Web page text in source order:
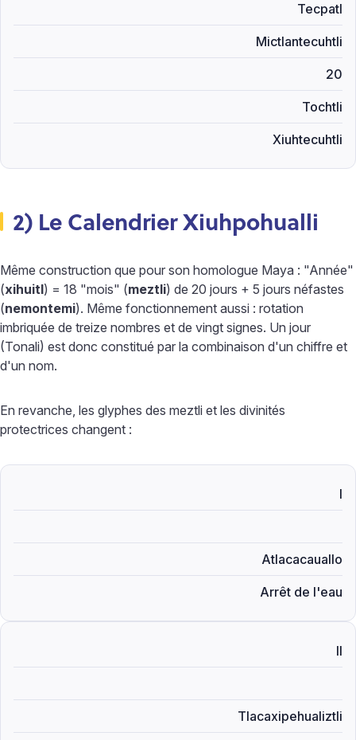
Tecpatl
Mictlantecuhtli
20
Tochtli
Xiuhtecuhtli
2) Le Calendrier Xiuhpohualli
Même construction que pour son homologue Maya : "Année"
(xihuitl) = 18 "mois" (meztli) de 20 jours + 5 jours néfastes
(nemontemi). Même fonctionnement aussi : rotation
imbriquée de treize nombres et de vingt signes. Un jour
(Tonali) est donc constitué par la combinaison d'un chiffre et
d'un nom.
En revanche, les glyphes des meztli et les divinités
protectrices changent :
I
Atlacacauallo
Arrêt de l'eau
II
Tlacaxipehualiztli